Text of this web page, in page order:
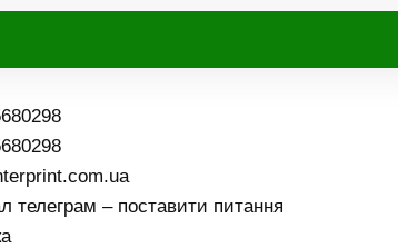
телеграм – поставити питання